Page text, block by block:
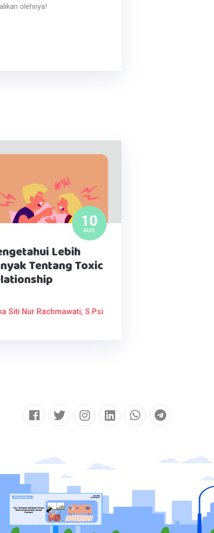
olehnya!
10
AUG
Lebih
Tentang Toxic
Siti Nur Rachmawati, S.Psi